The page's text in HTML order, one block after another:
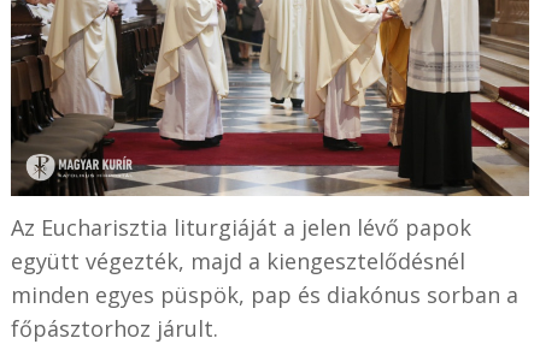
Az Eucharisztia liturgiáját a jelen lévő papok
együtt végezték, majd a kiengesztelődésnél
minden egyes püspök, pap és diakónus sorban a
főpásztorhoz járult.